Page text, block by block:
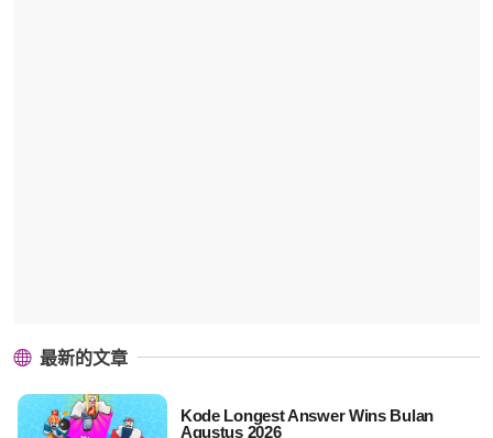
最新的文章
Kode Longest Answer Wins Bulan
Agustus 2026